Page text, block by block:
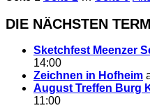
DIE NÄCHSTEN
Sketchfest Meenzer
14:00
Zeichnen in Hofheim
August Treffen Burg
11:00